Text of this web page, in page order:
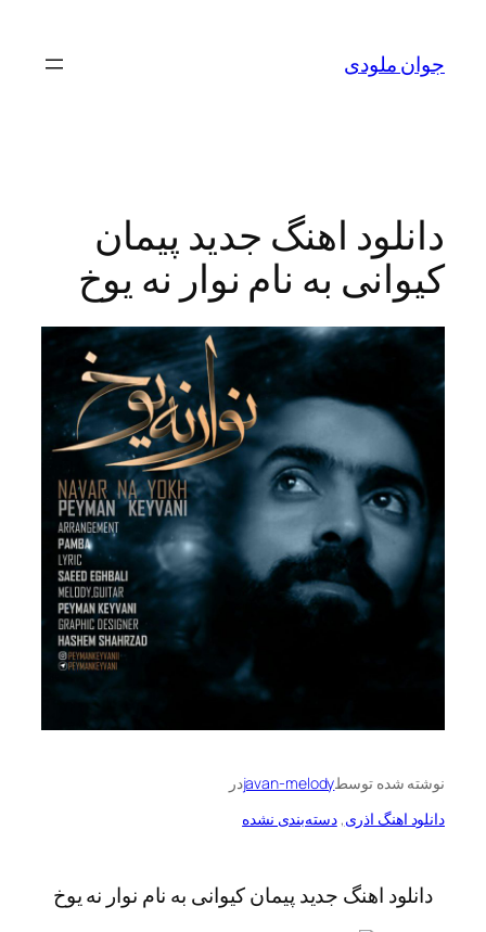
محتواجوان ملودی
دانلود اهنگ جدید پیمان
کیوانی به نام نوار نه یوخ
نوشته شده توسطjavan-melodyدر
دانلود اهنگ اذری, دسته‌بندی نشده
دانلود اهنگ جدید پیمان کیوانی به نام نوار نه یوخ